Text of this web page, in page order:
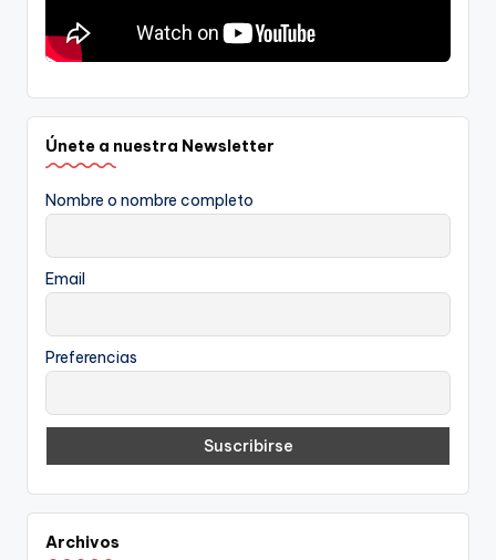
Únete a nuestra Newsletter
Nombre o nombre completo
Email
Preferencias
Archivos